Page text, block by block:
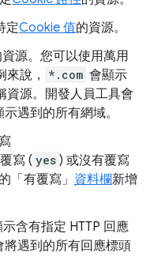
定Cookie 值的資源。
源。您可以使用萬用
說， *.com 會顯示
資源。開發人員工具會
遇到的所有網域。
寫 ( yes ) 或沒有覆寫
「有覆寫」 資料欄新增
示含有指定 HTTP 回應
遇到的所有回應標頭